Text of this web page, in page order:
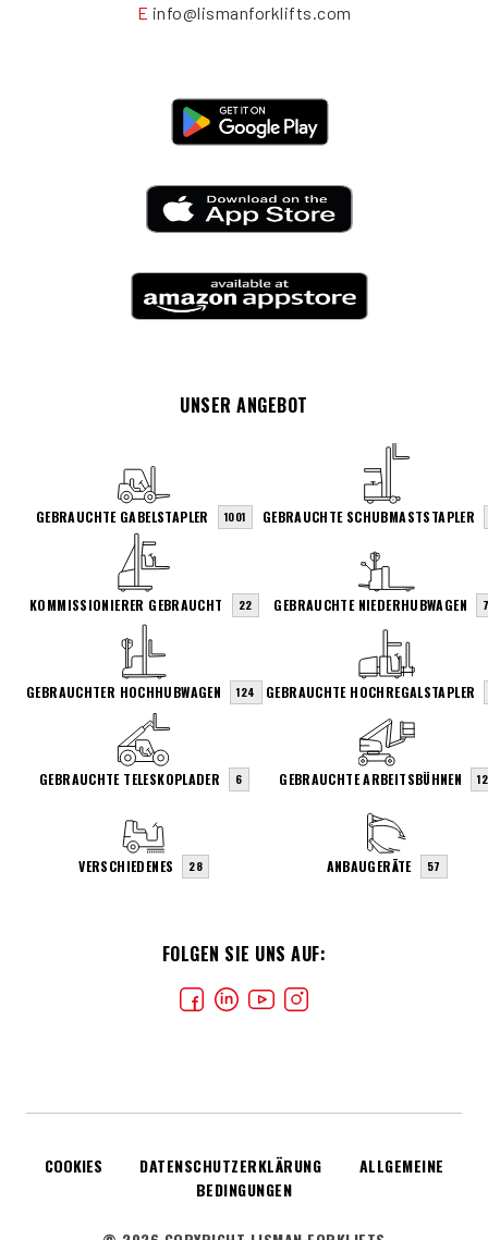
E info@lismanforklifts.com
FOLGEN SIE UNS AUF:
UNSER ANGEBOT
GEBRAUCHTE GABELSTAPLER 1001 GEBRAUCHTE SCHUBMASTSTAPLER
KOMMISSIONIERER GEBRAUCHT 22 GEBRAUCHTE NIEDERHUBWAGEN
GEBRAUCHTER HOCHHUBWAGEN 124 GEBRAUCHTE HOCHREGALSTAPLER
GEBRAUCHTE TELESKOPLADER 6 GEBRAUCHTE ARBEITSBÜHNEN 12
VERSCHIEDENES 28 ANBAUGERÄTE 57
COOKIES DATENSCHUTZERKLÄRUNG
ALLGEMEINE
BEDINGUNGEN